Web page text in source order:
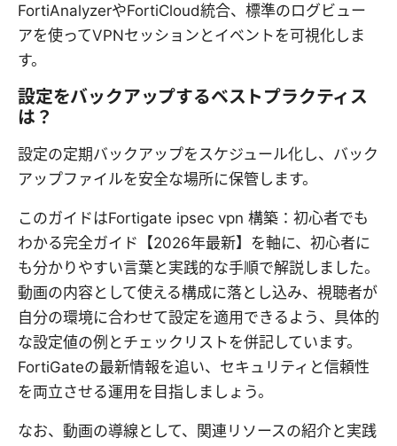
FortiAnalyzerやFortiCloud統合、標準のログビュー
アを使ってVPNセッションとイベントを可視化しま
す。
設定をバックアップするベストプラクティス
は？
設定の定期バックアップをスケジュール化し、バック
アップファイルを安全な場所に保管します。
このガイドはFortigate ipsec vpn 構築：初心者でも
わかる完全ガイド【2026年最新】を軸に、初心者に
も分かりやすい言葉と実践的な手順で解説しました。
動画の内容として使える構成に落とし込み、視聴者が
自分の環境に合わせて設定を適用できるよう、具体的
な設定値の例とチェックリストを併記しています。
FortiGateの最新情報を追い、セキュリティと信頼性
を両立させる運用を目指しましょう。
なお、動画の導線として、関連リソースの紹介と実践